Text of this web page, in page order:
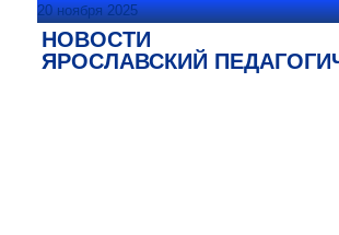
20 ноября 2025
НОВОСТИ
ЯРОСЛАВСКИЙ